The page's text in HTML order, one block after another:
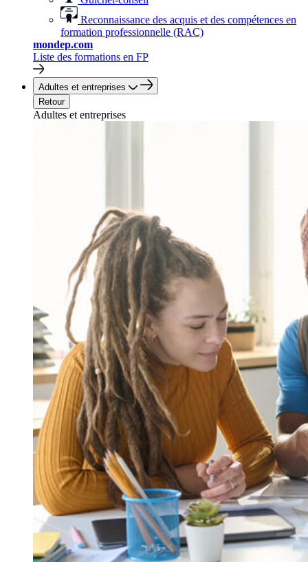
Reconnaissance des acquis et des compétences en
formation professionnelle (RAC)
mondep.com
Liste des formations en FP
Adultes et entreprises
Retour
Adultes et entreprises